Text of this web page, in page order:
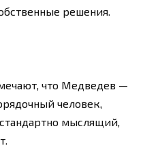
решения.
что Медведев —
человек,
мыслящий,